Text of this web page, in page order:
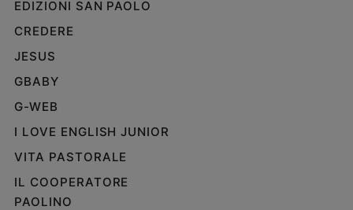
e
giovani
Adolescenza
Vai
Riflessioni
EDIZIONI SAN PAOLO
CREDERE
JESUS
GBABY
G-WEB
I LOVE ENGLISH JUNIOR
VITA PASTORALE
IL COOPERATORE
PAOLINO